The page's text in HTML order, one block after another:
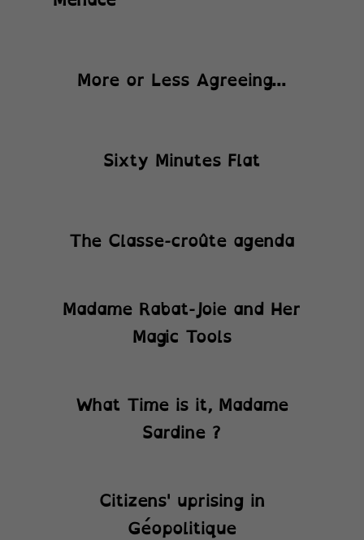
More or Less Agreeing...
Sixty Minutes Flat
The Classe-croûte agenda
Madame Rabat-Joie and Her
Magic Tools
What Time is it, Madame
Sardine ?
Citizens' uprising in
Géopolitique